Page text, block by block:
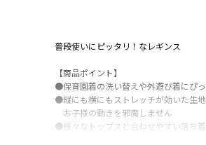
普段使いにピッタリ！なレギンス
【商品ポイント】
●保育園着の洗い替えや外遊び着にぴ
●縦にも横にもストレッチが効いた生
お子様の動きを邪魔しません
●様々なトップスと合わせやすい落ち